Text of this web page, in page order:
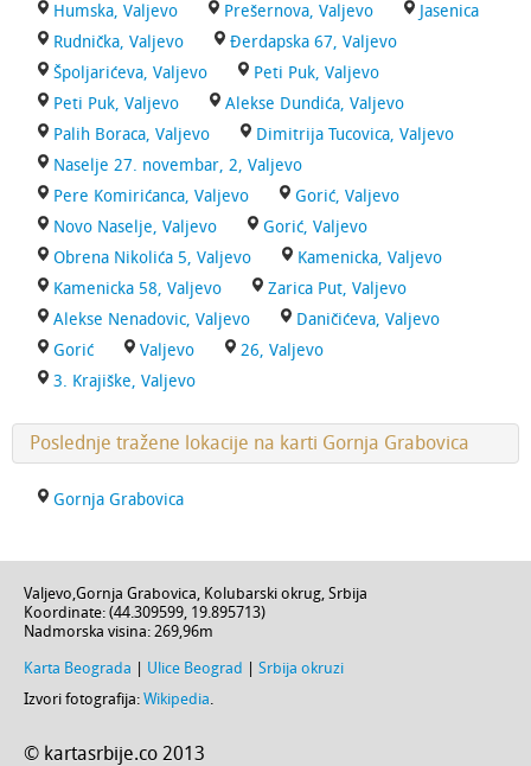
Humska, Valjevo
Prešernova, Valjevo
Jasenica
Rudnička, Valjevo
Đerdapska 67, Valjevo
Špoljarićeva, Valjevo
Peti Puk, Valjevo
Peti Puk, Valjevo
Alekse Dundića, Valjevo
Palih Boraca, Valjevo
Dimitrija Tucovica, Valjevo
Naselje 27. novembar, 2, Valjevo
Pere Komirićanca, Valjevo
Gorić, Valjevo
Novo Naselje, Valjevo
Gorić, Valjevo
Obrena Nikolića 5, Valjevo
Kamenicka, Valjevo
Kamenicka 58, Valjevo
Zarica Put, Valjevo
Alekse Nenadovic, Valjevo
Daničićeva, Valjevo
Gorić
Valjevo
26, Valjevo
3. Krajiške, Valjevo
Poslednje tražene lokacije na karti Gornja Grabovica
Gornja Grabovica
Valjevo,Gornja Grabovica, Kolubarski okrug, Srbija
Koordinate: (44.309599, 19.895713)
Nadmorska visina: 269,96m
Karta Beograda Ulice Beograd
Srbija okruzi
Izvori fotografija: Wikipedia.
© kartasrbije.co 2013